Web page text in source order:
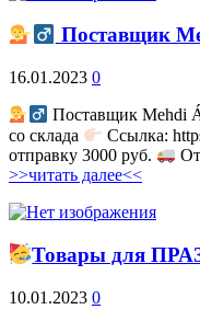
Поставщик
16.01.2023 0
Поставщик Mehdi
со склада
Ссылка:
отправку 3000 руб.
>>читать далее<<
Товары для
10.01.2023 0